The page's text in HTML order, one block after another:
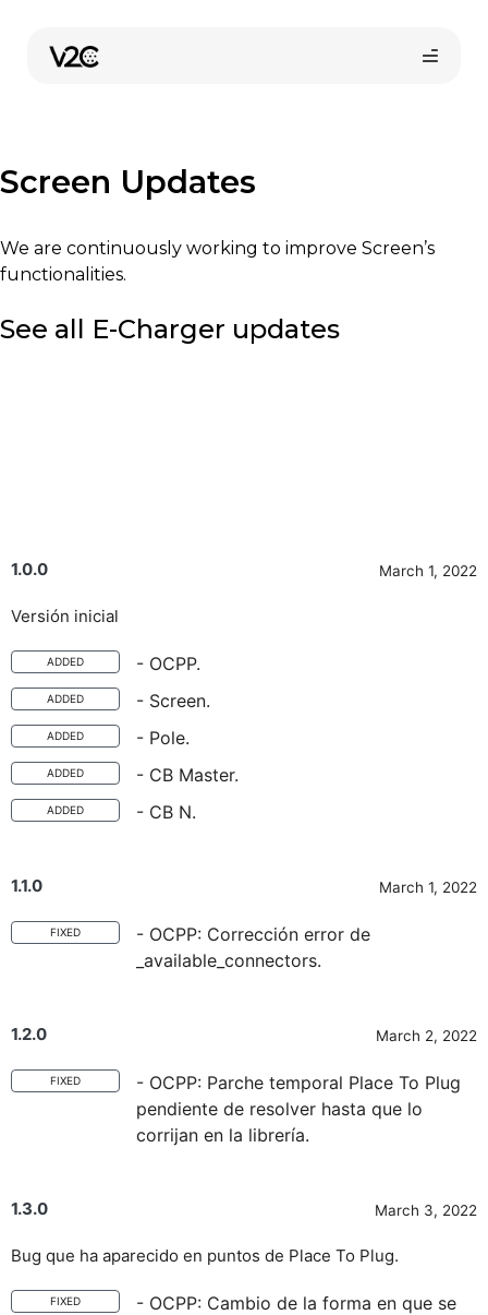
content
Screen Updates
We are continuously working to improve Screen’s
functionalities.
See all E-Charger updates
1.0.0 March 1, 2022
Versión inicial
ADDED - OCPP.
ADDED - Screen.
ADDED - Pole.
ADDED - CB Master.
ADDED - CB N.
1.1.0 March 1, 2022
FIXED
- OCPP: Corrección error de
_available_connectors.
1.2.0 March 2, 2022
FIXED
- OCPP: Parche temporal Place To Plug
pendiente de resolver hasta que lo
corrijan en la librería.
1.3.0 March 3, 2022
Bug que ha aparecido en puntos de Place To Plug.
FIXED
- OCPP: Cambio de la forma en que se